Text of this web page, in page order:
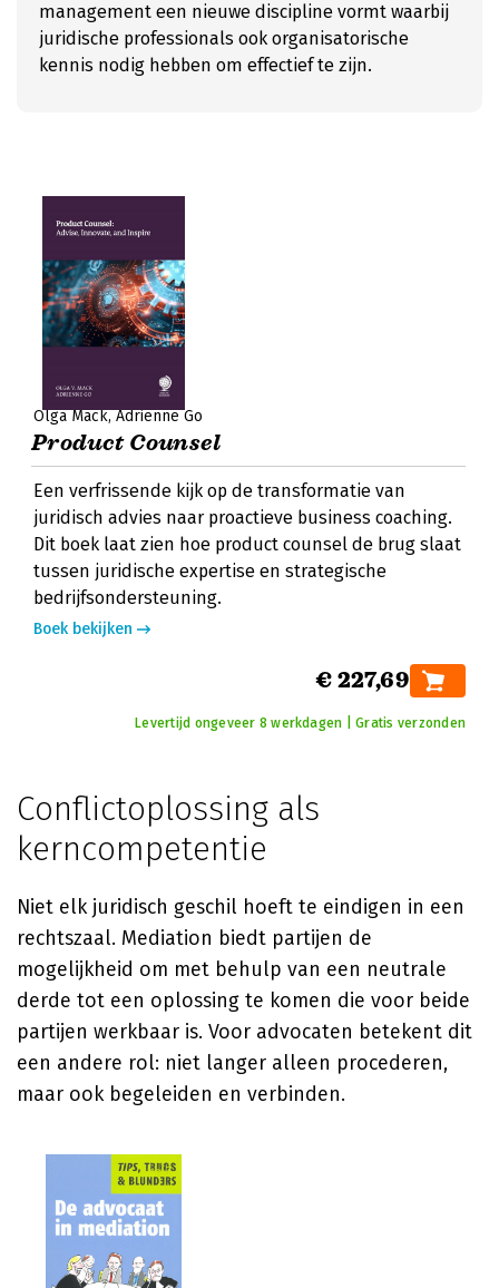
management een nieuwe discipline vormt waarbij
juridische professionals ook organisatorische
kennis nodig hebben om effectief te zijn.
Olga Mack Adrienne Go
Product Counsel
Een verfrissende kijk op de transformatie van
juridisch advies naar proactieve business coaching.
Dit boek laat zien hoe product counsel de brug slaat
tussen juridische expertise en strategische
bedrijfsondersteuning.
Boek bekijken
€ 227,69
Levertijd ongeveer 8 werkdagen | Gratis verzonden
Conflictoplossing als
kerncompetentie
Niet elk juridisch geschil hoeft te eindigen in een
rechtszaal. Mediation biedt partijen de
mogelijkheid om met behulp van een neutrale
derde tot een oplossing te komen die voor beide
partijen werkbaar is. Voor advocaten betekent dit
een andere rol: niet langer alleen procederen,
maar ook begeleiden en verbinden.